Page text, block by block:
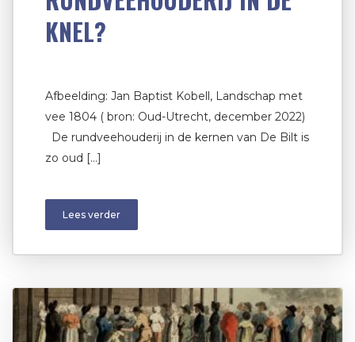
KNEL?
Afbeelding: Jan Baptist Kobell, Landschap met
vee 1804 ( bron: Oud-Utrecht, december 2022)
De rundveehouderij in de kernen van De Bilt is
zo oud […]
Lees verder